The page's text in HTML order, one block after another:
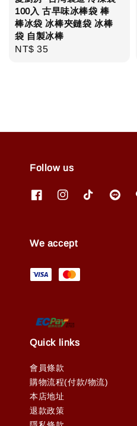
100入 古早味冰棒袋 棒
棒冰袋 冰棒夾鏈袋 冰棒
袋 自製冰棒
Regular
NT$ 35
Follow us
We accept
Quick links
會員條款
購物流程(付款/物流)
本店地址
退款政策